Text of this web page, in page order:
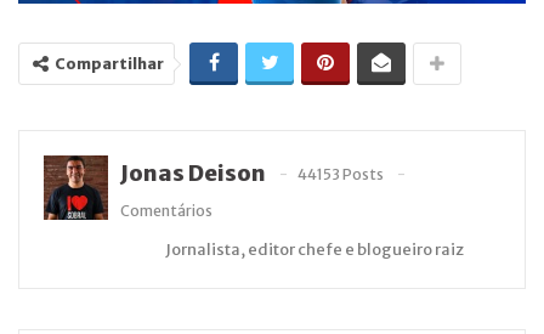
Compartilhar
Jonas Deison
44153 Posts
Comentários
Jornalista, editor chefe e blogueiro raiz